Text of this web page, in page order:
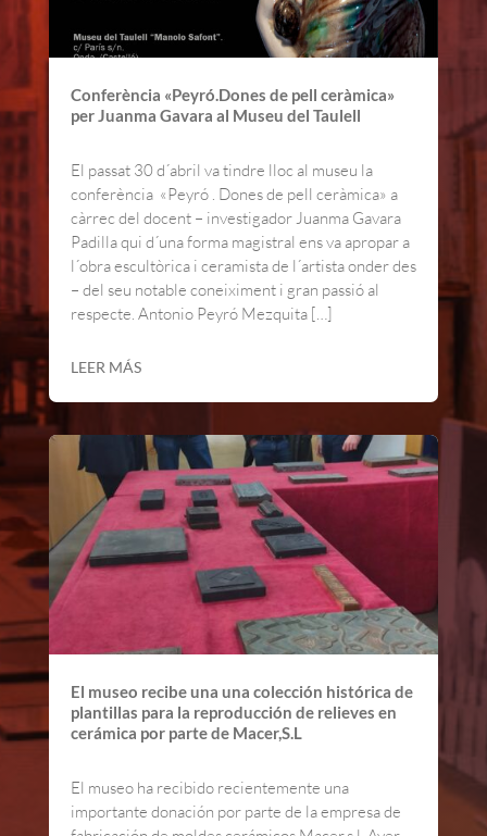
Conferència «Peyró.Dones de pell ceràmica»
per Juanma Gavara al Museu del Taulell
El passat 30 d´abril va tindre lloc al museu la
conferència «Peyró . Dones de pell ceràmica» a
càrrec del docent – investigador Juanma Gavara
Padilla qui d´una forma magistral ens va apropar a
l´obra escultòrica i ceramista de l´artista onder des
– del seu notable coneiximent i gran passió al
respecte. Antonio Peyró Mezquita […]
LEER MÁS
El museo recibe una una colección histórica de
plantillas para la reproducción de relieves en
cerámica por parte de Macer,S.L
El museo ha recibido recientemente una
importante donación por parte de la empresa de